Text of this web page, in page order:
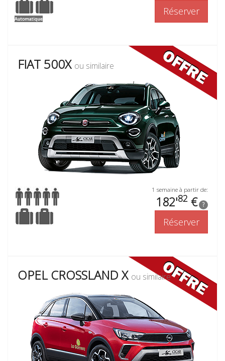
Réserver
FIAT 500X ou similaire
1 semaine à partir de:
182'82 € ?
Réserver
OPEL CROSSLAND X ou similaire